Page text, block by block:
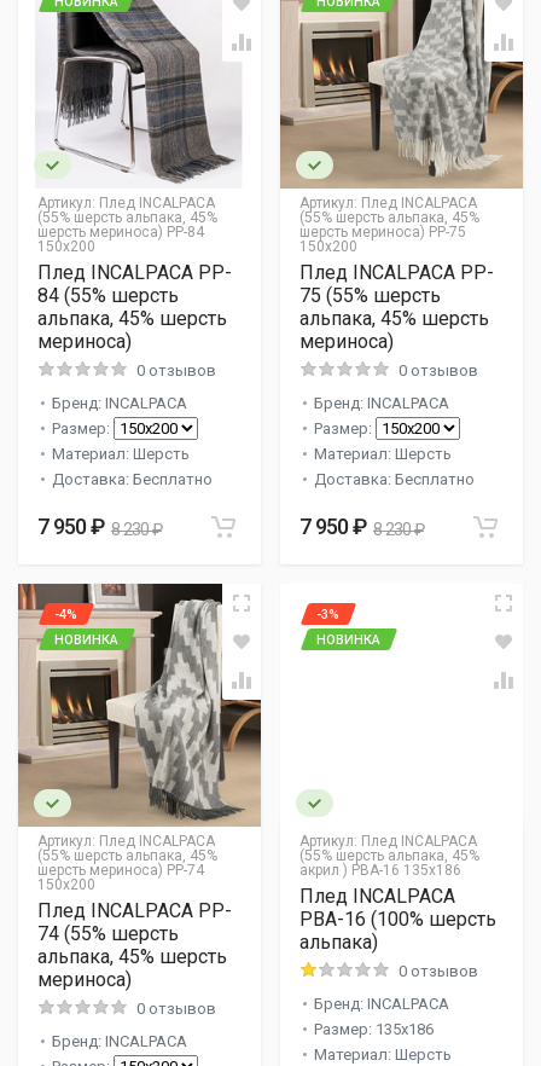
Артикул: Плед INCALPACA
(55% шерсть альпака, 45%
шерсть мериноса) PP-84
150x200
Плед INCALPACA PP-
84 (55% шерсть
альпака, 45% шерсть
мериноса)
0 отзывов
Бренд: INCALPACA
Размер:
Материал: Шерсть
Доставка: Бесплатно
7 950 ₽ 8 230 ₽
Артикул: Плед INCALPACA
(55% шерсть альпака, 45%
шерсть мериноса) PP-75
150x200
Плед INCALPACA PP-
75 (55% шерсть
альпака, 45% шерсть
мериноса)
0 отзывов
Бренд: INCALPACA
Размер:
Материал: Шерсть
Доставка: Бесплатно
7 950 ₽ 8 230 ₽
Артикул: Плед INCALPACA
(55% шерсть альпака, 45%
шерсть мериноса) PP-74
150x200
-4%
НОВИНКА
Плед INCALPACA PP-
74 (55% шерсть
альпака, 45% шерсть
мериноса)
0 отзывов
Бренд: INCALPACA
Артикул: Плед INCALPACA
(55% шерсть альпака, 45%
акрил ) PBA-16 135x186
-3%
НОВИНКА
Плед INCALPACA
PBA-16 (100% шерсть
альпака)
0 отзывов
Бренд: INCALPACA
Размер: 135х186
Материал: Шерсть